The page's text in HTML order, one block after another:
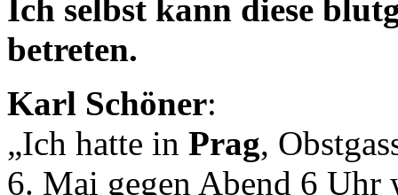
Ich selbst kann diese
betreten.
Karl Schöner:
„Ich hatte in Prag,
6. Mai gegen Abend 6 Uhr